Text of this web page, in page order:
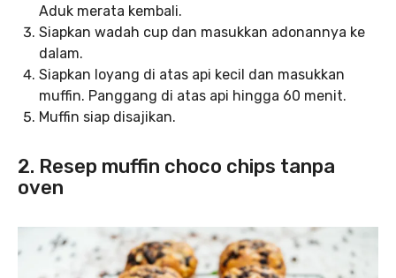
Aduk merata kembali.
Siapkan wadah cup dan masukkan adonannya ke
dalam.
Siapkan loyang di atas api kecil dan masukkan
muffin. Panggang di atas api hingga 60 menit.
Muffin siap disajikan.
2. Resep muffin choco chips tanpa
oven